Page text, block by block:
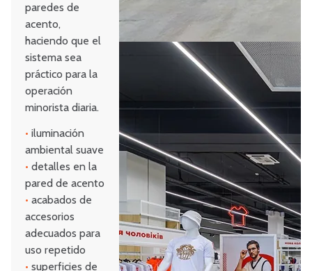
paredes de
acento,
haciendo que el
sistema sea
práctico para la
operación
minorista diaria.
• iluminación
ambiental suave
• detalles en la
pared de acento
• acabados de
accesorios
adecuados para
uso repetido
• superficies de